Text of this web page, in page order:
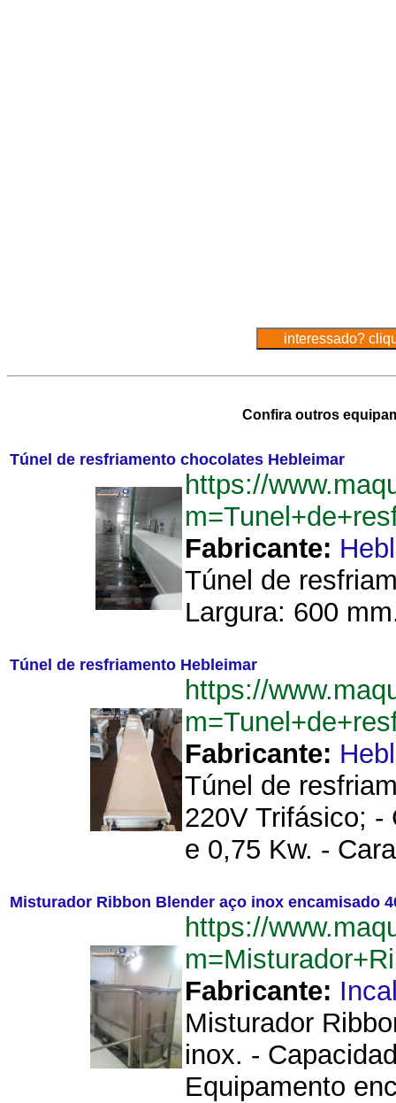
Confira outros
Túnel de resfriamento chocolates Hebleimar
https://
Fabricante:
Túnel de
Largura: 600
Túnel de resfriamento Hebleimar
https://
Fabricante:
Túnel de
220V Trifásico; -
e 0,75 Kw. -
Misturador Ribbon Blender aço inox encamisado
https://
Fabricante:
Misturador
inox. -
Equipamento